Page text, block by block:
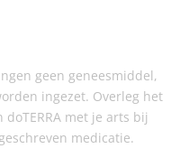
geen geneesmiddel,
ingezet. Overleg het
met je arts bij
medicatie.